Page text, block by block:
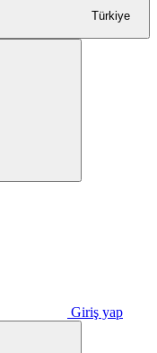
Türkiye
Giriş yap